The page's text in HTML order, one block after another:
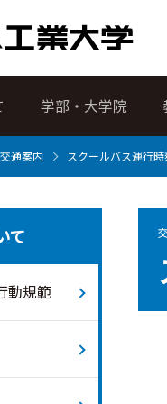
学部・大学院
交通案内 スクールバス運行
て
動規範